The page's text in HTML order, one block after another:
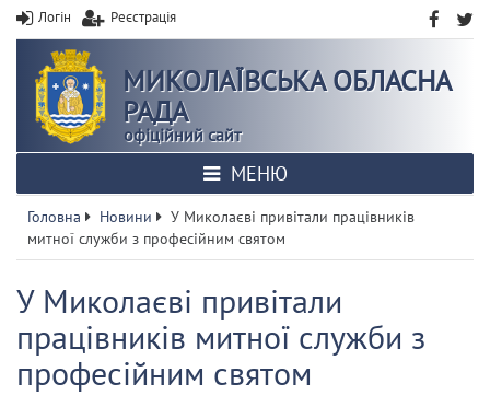
Логін Реєстрація
МИКОЛАЇВСЬКА ОБЛАСНА
РАДА
офіційний сайт
МЕНЮ
Головна Новини
У Миколаєві привітали працівників
митної служби з професійним святом
У Миколаєві привітали
працівників митної служби з
професійним святом